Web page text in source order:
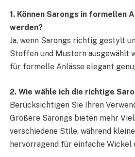
1. Können Sarongs in formellen
werden?
Ja, wenn Sarongs richtig gestylt
Stoffen und Mustern ausgewählt
für formelle Anlässe elegant
2. Wie wähle ich die richtige
Berücksichtigen Sie Ihren
Größere Sarongs bieten mehr
verschiedene Stile, während
hervorragend für einfache Wickel